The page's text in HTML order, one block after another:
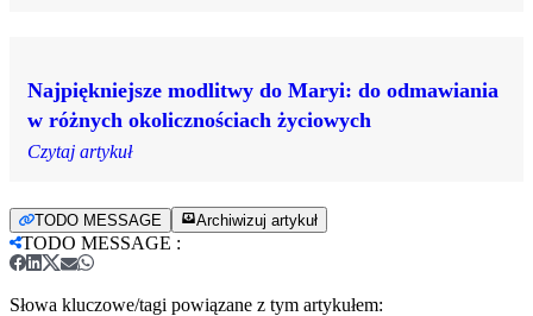
Najpiękniejsze modlitwy do Maryi: do odmawiania
w różnych okolicznościach życiowych
Czytaj artykuł
TODO MESSAGE Archiwizuj artykuł
TODO MESSAGE :
Słowa kluczowe/tagi powiązane z tym artykułem: